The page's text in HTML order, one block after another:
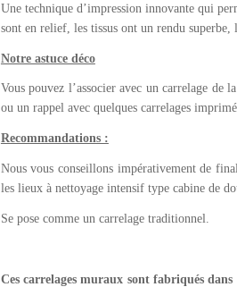
Une technique d’impression innovante qui
sont en relief, les tissus ont un rendu
Notre astuce déco
Vous pouvez l’associer avec un carrelage de
ou un rappel avec quelques carrelages
Recommandations :
Nous vous conseillons impérativement de
les lieux à nettoyage intensif type cabine de
Se pose comme un carrelage traditionnel.
Ces carrelages muraux sont fabriqués